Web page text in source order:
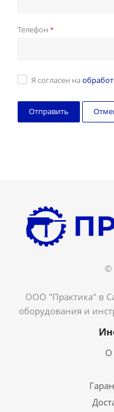
Телефон *
Я согласен на
©
ООО "Практика" в
оборудования и
О